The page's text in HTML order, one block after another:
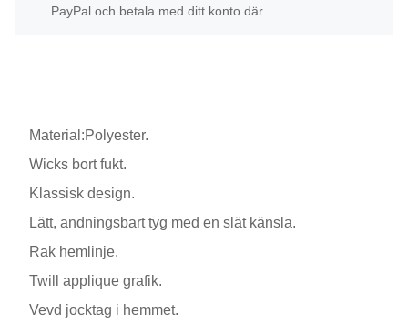
PayPal och betala med ditt konto där
Material:Polyester.
Wicks bort fukt.
Klassisk design.
Lätt, andningsbart tyg med en slät känsla.
Rak hemlinje.
Twill applique grafik.
Vevd jocktag i hemmet.